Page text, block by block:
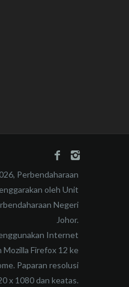
Perbendaharaan
oleh Unit
Negeri
Johor.
Internet
Mozilla Firefox 12 ke
Paparan resolusi
x 1080 dan keatas.